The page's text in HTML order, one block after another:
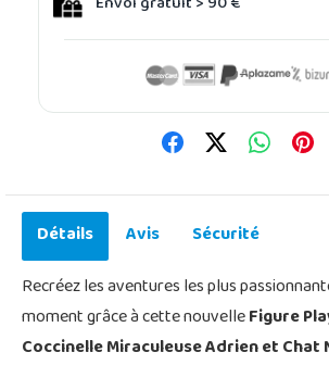
Détails Avis
Sécurité
Recréez les aventures les plus
moment grâce à cette nouvelleFigure
Coccinelle Miraculeuse Adrien et Chat